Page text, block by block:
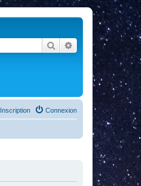
RechercherRecherche
Connexion
Inscription